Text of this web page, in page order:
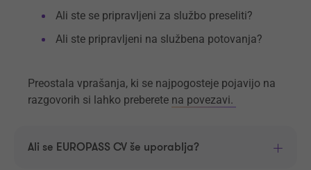
Ali ste se pripravljeni za službo preseliti?
Ali ste pripravljeni na službena potovanja?
Preostala vprašanja, ki se najpogosteje pojavijo na
razgovorih si lahko preberete na povezavi.
Ali se EUROPASS CV še uporablja?